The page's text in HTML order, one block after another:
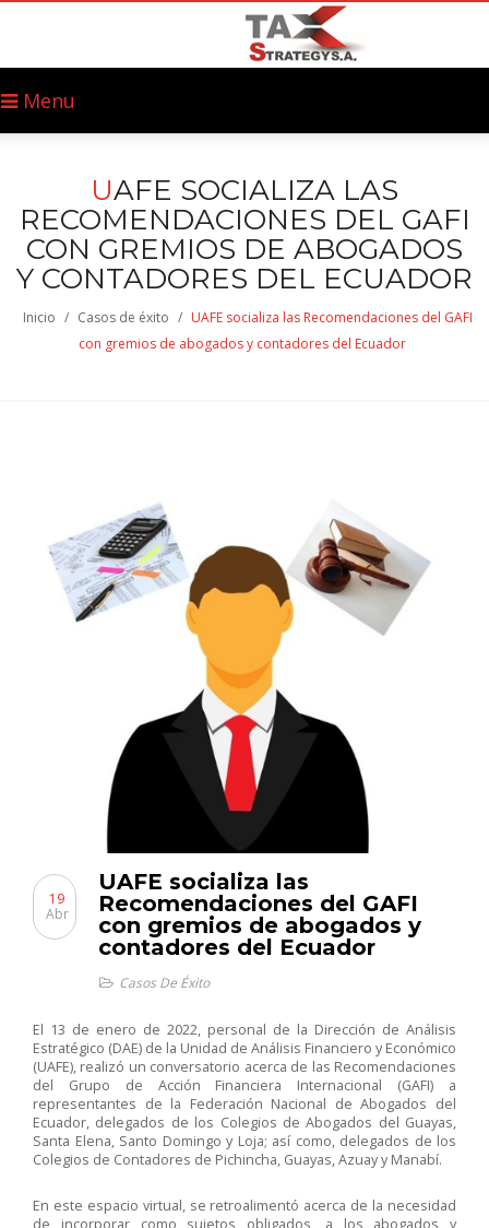
Menu
UAFE SOCIALIZA LAS
RECOMENDACIONES DEL GAFI
CON GREMIOS DE ABOGADOS
Y CONTADORES DEL ECUADOR
Inicio / Casos de éxito / UAFE socializa las Recomendaciones del GAFI
con gremios de abogados y contadores del Ecuador
UAFE socializa las
Recomendaciones del GAFI
con gremios de abogados y
contadores del Ecuador
19
Abr
Casos De Éxito
El 13 de enero de 2022, personal de la Dirección de Análisis
Estratégico (DAE) de la Unidad de Análisis Financiero y Económico
(UAFE), realizó un conversatorio acerca de las Recomendaciones
del Grupo de Acción Financiera Internacional (GAFI) a
representantes de la Federación Nacional de Abogados del
Ecuador, delegados de los Colegios de Abogados del Guayas,
Santa Elena, Santo Domingo y Loja; así como, delegados de los
Colegios de Contadores de Pichincha, Guayas, Azuay y Manabí.
En este espacio virtual, se retroalimentó acerca de la necesidad